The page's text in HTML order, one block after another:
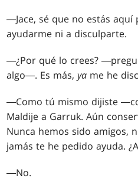
―Jace, sé que no estás aquí
ayudarme ni a disculparte.
―¿Por qué lo crees?
algo―. Es más,ya me he
―Como tú mismo dijiste
Maldije a Garruk. Aún
Nunca hemos sido amigos,
jamás te he pedido ayuda.
―No.